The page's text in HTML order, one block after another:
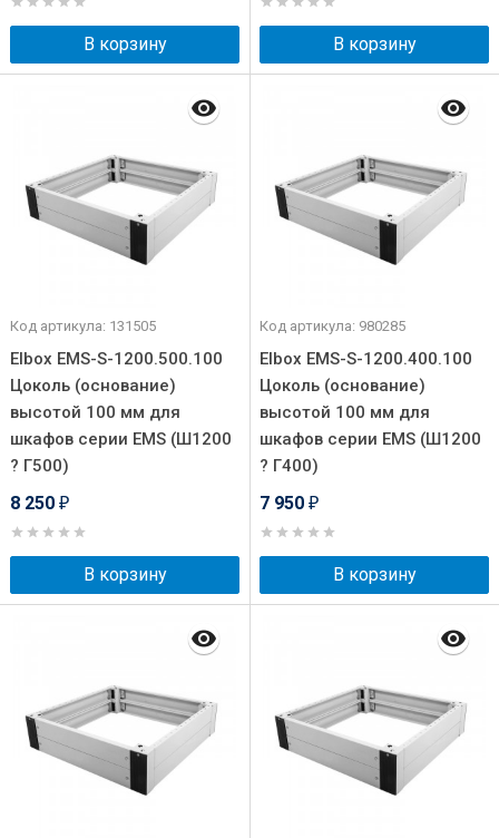
В корзину В корзину
Код артикула: 131505
Elbox EMS-S-1200.500.100
Цоколь (основание)
высотой 100 мм для
шкафов серии EMS (Ш1200
? Г500)
8 250 ₽
В корзину
Код артикула: 980285
Elbox EMS-S-1200.400.100
Цоколь (основание)
высотой 100 мм для
шкафов серии EMS (Ш1200
? Г400)
7 950 ₽
В корзину